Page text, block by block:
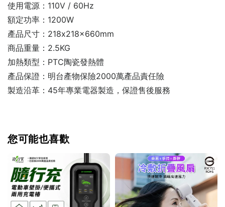
使用電源：110V / 60Hz
額定功率：1200W
產品尺寸：218x218x660mm
商品重量：2.5KG
加熱類型：PTC陶瓷發熱體
產品保證：明台產物保險2000萬產品責任險
製造沿革：45年專業電器製造，保證售後服務
您可能也喜歡